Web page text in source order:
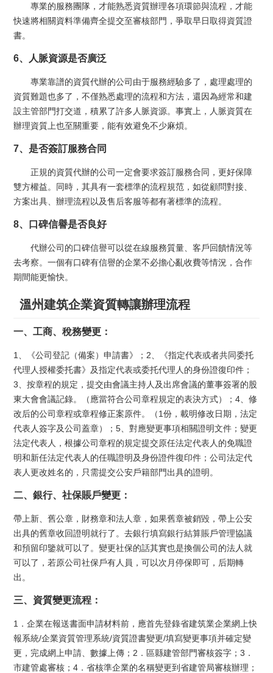
專業的服務團隊，才能熟悉資質辦理各項環節與流程，才能
快速將相關資料準備齊全提交至審核部門，爭取早日取得資質證
書。
6、人脈資源是否廣泛
專業靠譜的資質代辦的公司由于服務經驗多了，處理處理的
資質難題也多了，不僅熟悉處理的流程和方法，還因為經常和建
設主管部門打交道，積累了許多人脈資源。事實上，人脈資質在
辦理資質上也至關重要，能有效避免不少麻煩。
7、是否簽訂服務合同
正規的資質代辦的公司一定會要求簽訂服務合同，更好保障
雙方權益。同時，其具有一套標準的流程規范，如從顧問對接、
方案出具、辦理流程以及售后客服等都有著標準的流程。
8、口碑信譽是否良好
代辦公司的口碑信譽可以從在線服務質量、客戶回饋情況等
去考察。一個有口碑有信譽的企業不必擔心亂收費等情況，合作
期間能更愉快。
溫州建筑企業資質轉讓辦理流程
一、工商、稅務變更：
1、《公司登記（備案）申請書》；2、《指定代表或者共同委托
代理人授權委托書》及指定代表或委托代理人的身份證復印件；
3、按章程的規定，提交由會議主持人及出席會議的董事簽署的股
東大會會議記錄。（應當符合公司章程規定的表決方式）；4、修
改后的公司章程或章程修正案原件。（1份，載明修改日期，法定
代表人簽字及公司蓋章）；5、對應變更事項相關證明文件；變更
法定代表人，根據公司章程的規定提交原任法定代表人的免職證
明和新任法定代表人的任職證明及身份證件復印件；公司法定代
表人更改姓名的，只需提交公安戶籍部門出具的證明。
二、銀行、社保賬戶變更：
帶上新、舊公章，財務章和法人章，如果舊章被銷毀，帶上公安
出具的舊章收回證明就行了。去銀行填寫銀行結算賬戶管理協議
和預留印鑒就可以了。變更社保的話其實也是換個公司的法人就
可以了，若原公司社保戶有人員，可以次月停保即可，后期轉
出。
三、資質變更流程：
1．企業在報送書面申請材料前，應首先登錄省建筑業企業網上快
報系統/企業資質管理系統/資質證書變更/填寫變更事項并確定變
更，完成網上申請、數據上傳；2．區縣建管部門審核簽字；3．
市建管處審核；4．省核準企業的名稱變更到省建管局審核辦理；